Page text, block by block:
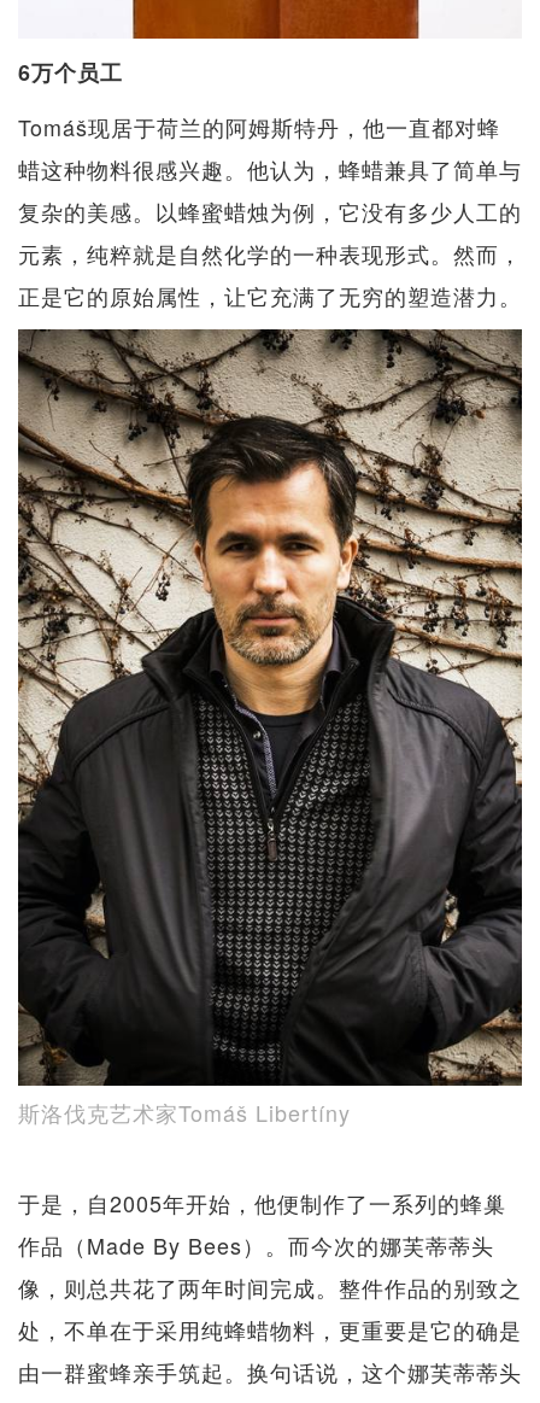
6万个员工
Tomáš现居于荷兰的阿姆斯特丹，他一直都对蜂
蜡这种物料很感兴趣。他认为，蜂蜡兼具了简单与
复杂的美感。以蜂蜜蜡烛为例，它没有多少人工的
元素，纯粹就是自然化学的一种表现形式。然而，
正是它的原始属性，让它充满了无穷的塑造潜力。
斯洛伐克艺术家Tomáš Libertíny
于是，自2005年开始，他便制作了一系列的蜂巢
作品（Made By Bees）。而今次的娜芙蒂蒂头
像，则总共花了两年时间完成。整件作品的别致之
处，不单在于采用纯蜂蜡物料，更重要是它的确是
由一群蜜蜂亲手筑起。换句话说，这个娜芙蒂蒂头